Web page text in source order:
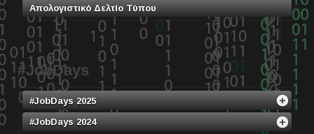
Απολογιστικό Δελτίο Τύπου
#JobDays
#JobDays 2025
#JobDays 2024